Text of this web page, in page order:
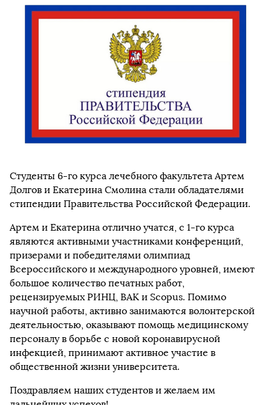
Студенты 6-го курса лечебного факультета Артем
Долгов и Екатерина Смолина стали обладателями
стипендии Правительства Российской Федерации.
Артем и Екатерина отлично учатся, с 1-го курса
являются активными участниками конференций,
призерами и победителями олимпиад
Всероссийского и международного уровней, имеют
большое количество печатных работ,
рецензируемых РИНЦ, ВАК и Scopus. Помимо
научной работы, активно занимаются волонтерской
деятельностью, оказывают помощь медицинскому
персоналу в борьбе с новой коронавирусной
инфекцией, принимают активное участие в
общественной жизни университета.
Поздравляем наших студентов и желаем им